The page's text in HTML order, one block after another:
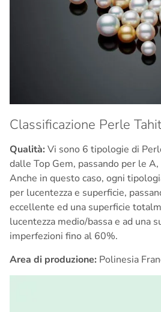
Classificazione Perle
Qualità: Vi sono 6 tipologie di
dalle Top Gem, passando per le
Anche in questo caso, ogni
per lucentezza e superficie,
eccellente ed una superficie
lucentezza medio/bassa e ad una
imperfezioni fino al 60%.
Area di produzione: Polinesia